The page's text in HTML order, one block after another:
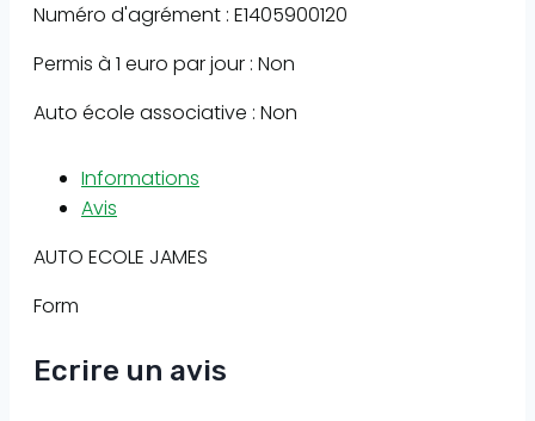
Numéro d'agrément : E1405900120
Permis à 1 euro par jour : Non
Auto école associative : Non
Informations
Avis
AUTO ECOLE JAMES
Form
Ecrire un avis